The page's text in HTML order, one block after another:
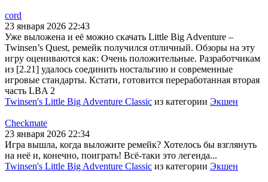
cord
23 января 2026 22:43
Уже выложена и её можно скачать Little Big Adventure –
Twinsen’s Quest, ремейк получился отличный. Обзоры на эту
игру оцениваются как: Очень положительные. Разработчикам
из [2.21] удалось соединить ностальгию и современные
игровые стандарты. Кстати, готовится переработанная вторая
часть LBA 2
Twinsen's Little Big Adventure Classic из категории Экшен
Checkmate
23 января 2026 22:34
Игра вышла, когда выложите ремейк? Хотелось бы взглянуть
на неё и, конечно, поиграть! Всё-таки это легенда...
Twinsen's Little Big Adventure Classic из категории Экшен